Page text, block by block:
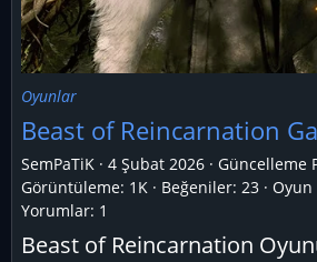
Oyunlar
Beast of Reincarnation
SemPaTiK 4 Şubat 2026 Güncelleme
Görüntüleme: 1K
Beğeniler: 23 Oyun
Yorumlar: 1
Beast of Reincarnation